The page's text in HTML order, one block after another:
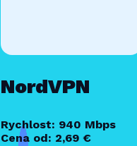
NordVPN
Rychlost: 940 Mbps
Cena od: 2,69 €